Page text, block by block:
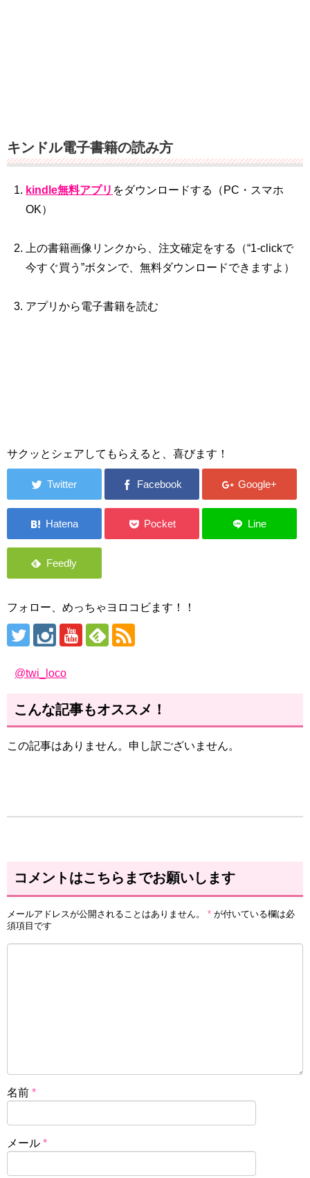
キンドル電子書籍の読み方
kindle無料アプリ をダウンロードする（PC・スマホ
OK）
上の書籍画像リンクから、注文確定をする（“1‐clickで
今すぐ買う”ボタンで、無料ダウンロードできますよ）
アプリから電子書籍を読む
サクッとシェアしてもらえると、喜びます！
フォロー、めっちゃヨロコビます！！
@twi_loco
こんな記事もオススメ！
この記事はありません。申し訳ございません。
コメントはこちらまでお願いします
メールアドレスが公開されることはありません。 * が付いている欄は必
須項目です
名前 *
メール *